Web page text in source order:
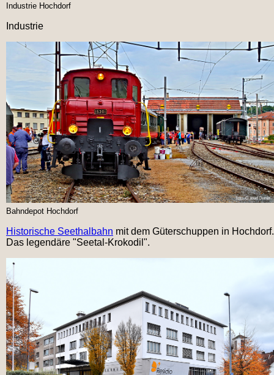
Industrie Hochdorf
Industrie
Bahndepot Hochdorf
Historische Seethalbahn mit dem Güterschuppen in Hochdorf.
Das legendäre "Seetal-Krokodil".